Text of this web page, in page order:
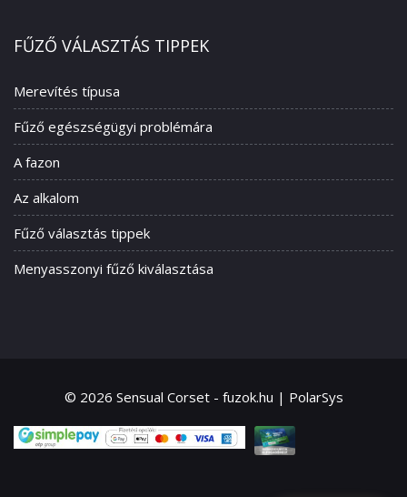
FŰZŐ VÁLASZTÁS TIPPEK
Merevítés típusa
Fűző egészségügyi problémára
A fazon
Az alkalom
Fűző választás tippek
Menyasszonyi fűző kiválasztása
© 2026 Sensual Corset - fuzok.hu | PolarSys